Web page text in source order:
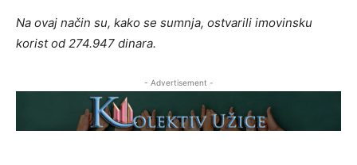
Na ovaj način su, kako se sumnja, ostvarili imovinsku
korist od 274.947 dinara.
- Advertisement -